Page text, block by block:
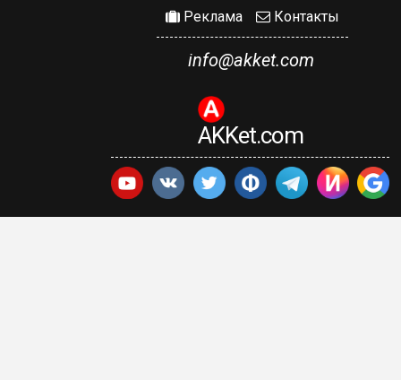
Реклама Контакты
info@akket.com
AKKet.com